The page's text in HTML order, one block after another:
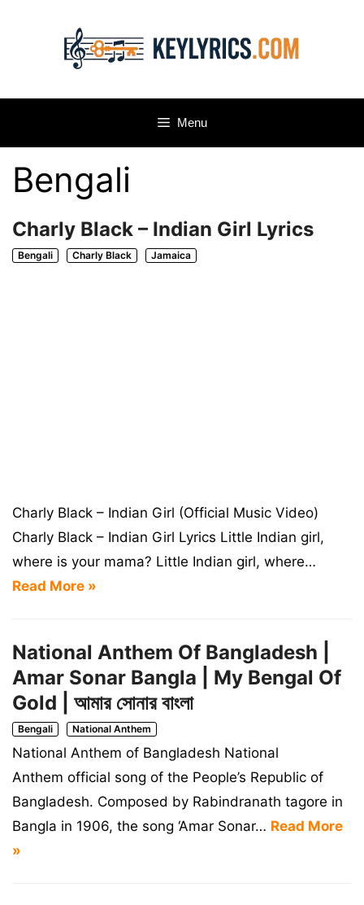
Menu
Bengali
Charly Black – Indian Girl Lyrics
Bengali Charly Black Jamaica
Charly Black – Indian Girl (Official Music Video)
Charly Black – Indian Girl Lyrics Little Indian girl,
where is your mama? Little Indian girl, where…
Read More »
National Anthem Of Bangladesh |
Amar Sonar Bangla | My Bengal Of
Gold | আমার সোনার বাংলা
Bengali National Anthem
National Anthem of Bangladesh National
Anthem official song of the People’s Republic of
Bangladesh. Composed by Rabindranath tagore in
Bangla in 1906, the song ‘Amar Sonar… Read More
»